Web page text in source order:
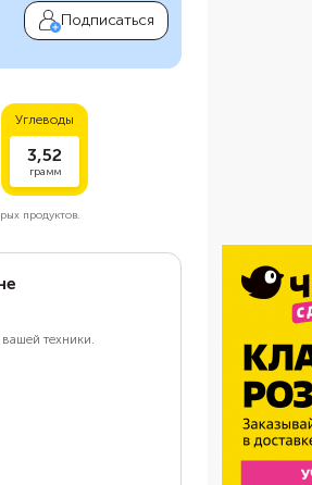
Подписаться
Углеводы
3,52
грамм
продуктов.
техники.